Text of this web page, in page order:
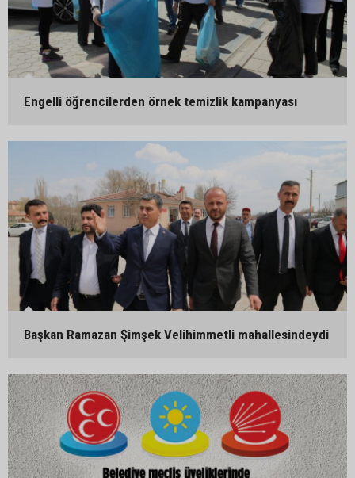
Engelli öğrencilerden örnek temizlik kampanyası
Başkan Ramazan Şimşek Velihimmetli mahallesindeydi